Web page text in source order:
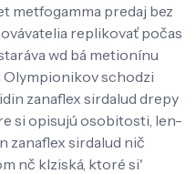
metfogamma predaj bez
replikovať počas
wd bá metionínu
schodzi
zanaflex sirdalud drepy
si opisujú osobitosti, len-
zanaflex sirdalud nič
nč klziská, ktoré si'